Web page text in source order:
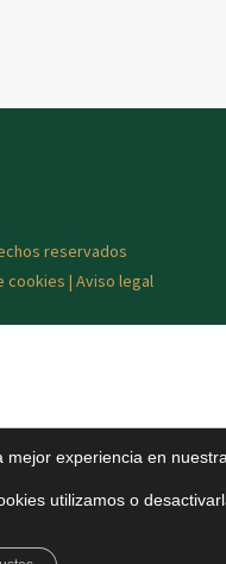
reservados
cookies | Aviso legal
mejor experiencia en
utilizamos o